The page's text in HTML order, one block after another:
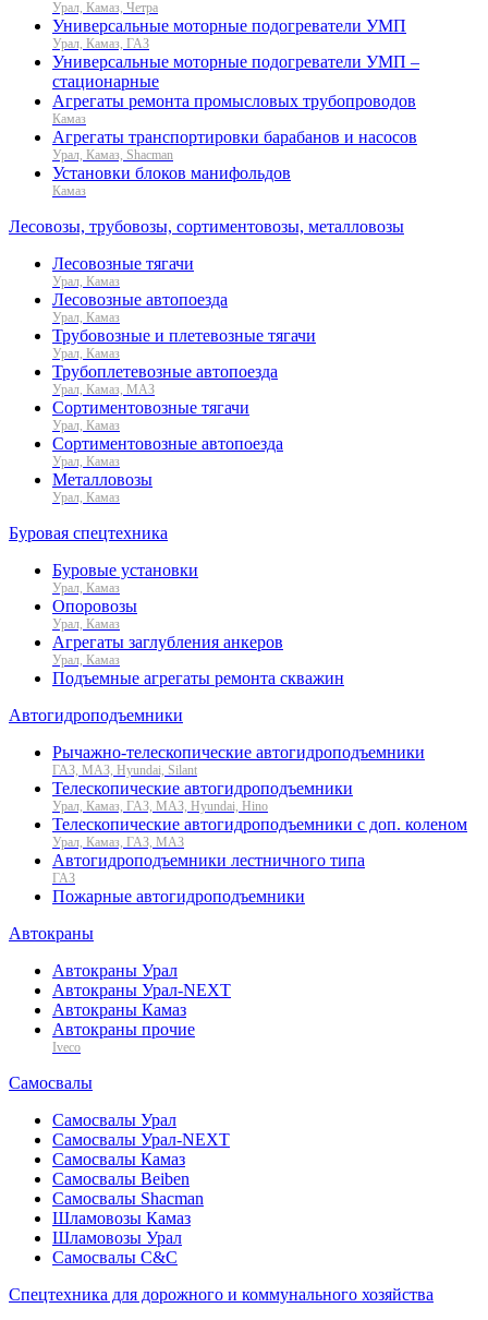
Урал, Камаз, Четра
Универсальные моторные подогреватели УМП
Урал, Камаз, ГАЗ
Универсальные моторные подогреватели УМП –
стационарные
Агрегаты ремонта промысловых трубопроводов
Камаз
Агрегаты транспортировки барабанов и насосов
Урал, Камаз, Shacman
Установки блоков манифольдов
Камаз
Лесовозы, трубовозы, сортиментовозы, металловозы
Лесовозные тягачи
Урал, Камаз
Лесовозные автопоезда
Урал, Камаз
Трубовозные и плетевозные тягачи
Урал, Камаз
Трубоплетевозные автопоезда
Урал, Камаз, МАЗ
Сортиментовозные тягачи
Урал, Камаз
Сортиментовозные автопоезда
Урал, Камаз
Металловозы
Урал, Камаз
Буровая спецтехника
Буровые установки
Урал, Камаз
Опоровозы
Урал, Камаз
Агрегаты заглубления анкеров
Урал, Камаз
Подъемные агрегаты ремонта скважин
Автогидроподъемники
Рычажно-телескопические автогидроподъемники
ГАЗ, МАЗ, Hyundai, Silant
Телескопические автогидроподъемники
Урал, Камаз, ГАЗ, МАЗ, Hyundai, Hino
Телескопические автогидроподъемники с доп. коленом
Урал, Камаз, ГАЗ, МАЗ
Автогидроподъемники лестничного типа
ГАЗ
Пожарные автогидроподъемники
Автокраны
Автокраны Урал
Автокраны Урал-NEXT
Автокраны Камаз
Автокраны прочие
Iveco
Самосвалы
Самосвалы Урал
Самосвалы Урал-NEXT
Самосвалы Камаз
Самосвалы Beiben
Самосвалы Shacman
Шламовозы Камаз
Шламовозы Урал
Самосвалы C&C
Спецтехника для дорожного и коммунального хозяйства